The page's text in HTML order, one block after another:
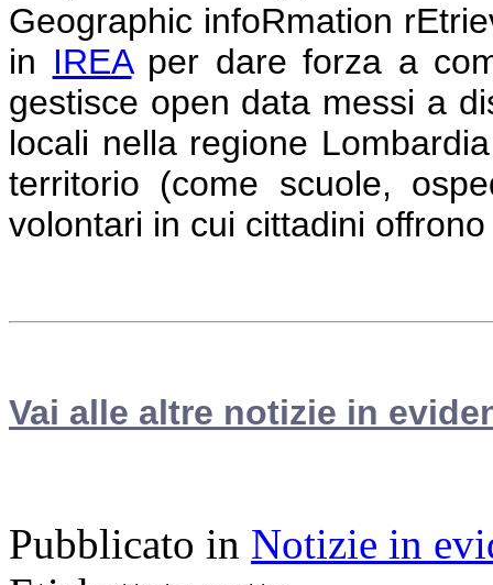
Geographic infoRmation
in IREAper dare forza a
gestisce open data messi a
locali nella regione
territorio (come scuole,
volontari in cui cittadini
Vai alle altre notizie in
Pubblicato in Notizie in